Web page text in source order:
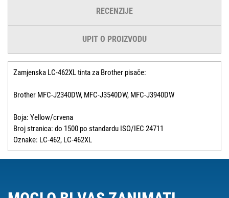
RECENZIJE
UPIT O PROIZVODU
Zamjenska LC-462XL tinta za Brother pisače:
Brother MFC-J2340DW, MFC-J3540DW, MFC-J3940DW
Boja: Yellow/crvena
Broj stranica: do 1500 po standardu ISO/IEC 24711
Oznake: LC-462, LC-462XL